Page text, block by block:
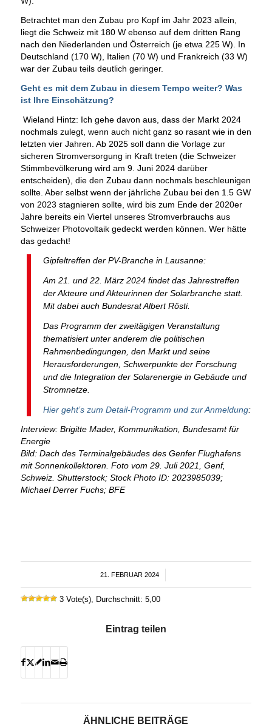
Betrachtet man den Zubau pro Kopf im Jahr 2023 allein,
liegt die Schweiz mit 180 W ebenso auf dem dritten Rang
nach den Niederlanden und Österreich (je etwa 225 W). In
Deutschland (170 W), Italien (70 W) und Frankreich (33 W)
war der Zubau teils deutlich geringer.
Geht es mit dem Zubau in diesem Tempo weiter? Was
ist Ihre Einschätzung?
Wieland Hintz: Ich gehe davon aus, dass der Markt 2024
nochmals zulegt, wenn auch nicht ganz so rasant wie in den
letzten vier Jahren. Ab 2025 soll dann die Vorlage zur
sicheren Stromversorgung in Kraft treten (die Schweizer
Stimmbevölkerung wird am 9. Juni 2024 darüber
entscheiden), die den Zubau dann nochmals beschleunigen
sollte. Aber selbst wenn der jährliche Zubau bei den 1.5 GW
von 2023 stagnieren sollte, wird bis zum Ende der 2020er
Jahre bereits ein Viertel unseres Stromverbrauchs aus
Schweizer Photovoltaik gedeckt werden können. Wer hätte
das gedacht!
Gipfeltreffen der PV-Branche in Lausanne:
Am 21. und 22. März 2024 findet das Jahrestreffen
der Akteure und Akteurinnen der Solarbranche statt.
Mit dabei auch Bundesrat Albert Rösti.
Das Programm der zweitägigen Veranstaltung
thematisiert unter anderem die politischen
Rahmenbedingungen, den Markt und seine
Herausforderungen, Schwerpunkte der Forschung
und die Integration der Solarenergie in Gebäude und
Stromnetze.
Hier geht’s zum Detail-Programm und zur Anmeldung:
Interview: Brigitte Mader, Kommunikation, Bundesamt für
Energie
Bild: Dach des Terminalgebäudes des Genfer Flughafens
mit Sonnenkollektoren. Foto vom 29. Juli 2021, Genf,
Schweiz. Shutterstock; Stock Photo ID: 2023985039;
Michael Derrer Fuchs; BFE
21. FEBRUAR 2024
/
3 Vote(s), Durchschnitt: 5,00
Eintrag teilen
ÄHNLICHE BEITRÄGE